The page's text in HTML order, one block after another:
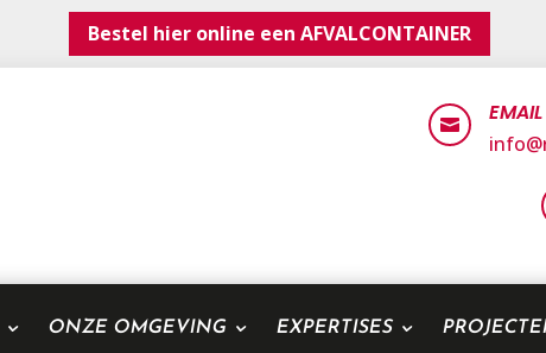
Bestel hier online een AFVALCONTAINER
 EMAIL
ONZE OMGEVING EXPERTISES